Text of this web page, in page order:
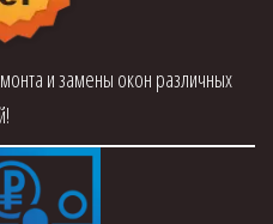
и замены окон различных